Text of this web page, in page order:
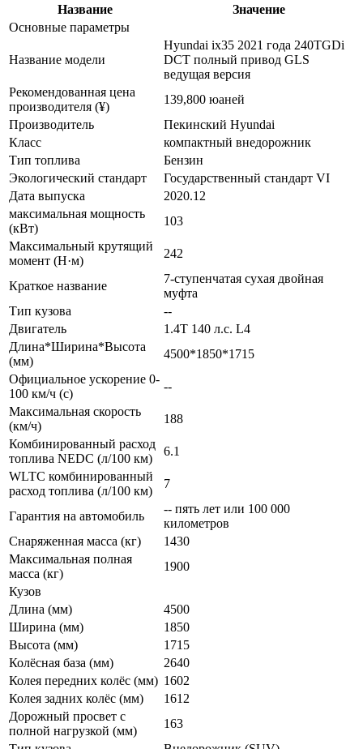
Название
Значение
Основные параметры
Название модели
Hyundai ix35 2021 года 240TGDi
DCT полный привод GLS
ведущая версия
Рекомендованная цена
производителя (¥)
139,800 юаней
Производитель
Пекинский Hyundai
Класс
компактный внедорожник
Тип топлива
Бензин
Экологический стандарт
Государственный стандарт VI
Дата выпуска
2020.12
максимальная мощность
(кВт)
103
Максимальный крутящий
момент (Н·м)
242
Краткое название
7-ступенчатая сухая двойная
муфта
Тип кузова
--
Двигатель
1.4T 140 л.с. L4
Длина*Ширина*Высота
(мм)
4500*1850*1715
Официальное ускорение 0-
100 км/ч (с)
--
Максимальная скорость
(км/ч)
188
Комбинированный расход
топлива NEDC (л/100 км)
6.1
WLTC комбинированный
расход топлива (л/100 км)
7
Гарантия на автомобиль
-- пять лет или 100 000
километров
Снаряженная масса (кг)
1430
Максимальная полная
масса (кг)
1900
Кузов
Длина (мм)
4500
Ширина (мм)
1850
Высота (мм)
1715
Колёсная база (мм)
2640
Колея передних колёс (мм) 1602
Колея задних колёс (мм)
1612
Дорожный просвет с
полной нагрузкой (мм)
163